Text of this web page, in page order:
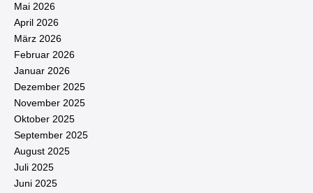
Mai 2026
April 2026
März 2026
Februar 2026
Januar 2026
Dezember 2025
November 2025
Oktober 2025
September 2025
August 2025
Juli 2025
Juni 2025